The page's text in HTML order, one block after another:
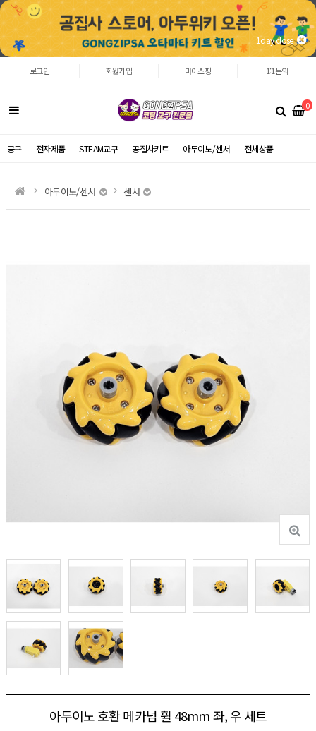
1day close
로그인 회원가입 마이쇼핑 1:1문의
0
공구 전자제품 STEAM교구 공집사키트 아두이노/센서 전체상품
아두이노/센서 센서
아두이노 호환 메카넘 휠 48mm 좌, 우 세트